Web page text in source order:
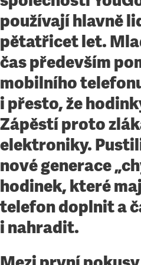
používají hlavně
pětatřicet let.
čas především
mobilního
i přesto, že
Zápěstí proto
elektroniky.
nové generace
hodinek, které
telefon doplnit a
i nahradit.